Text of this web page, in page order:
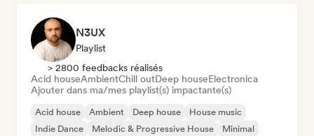
N3UX
Playlist
> 2800 feedbacks réalisés
Acid houseAmbientChill outDeep houseElectronica
Ajouter dans ma/mes playlist(s) impactante(s)
Acid house Ambient Deep house
House music
Indie Dance
Melodic & Progressive House
Minimal